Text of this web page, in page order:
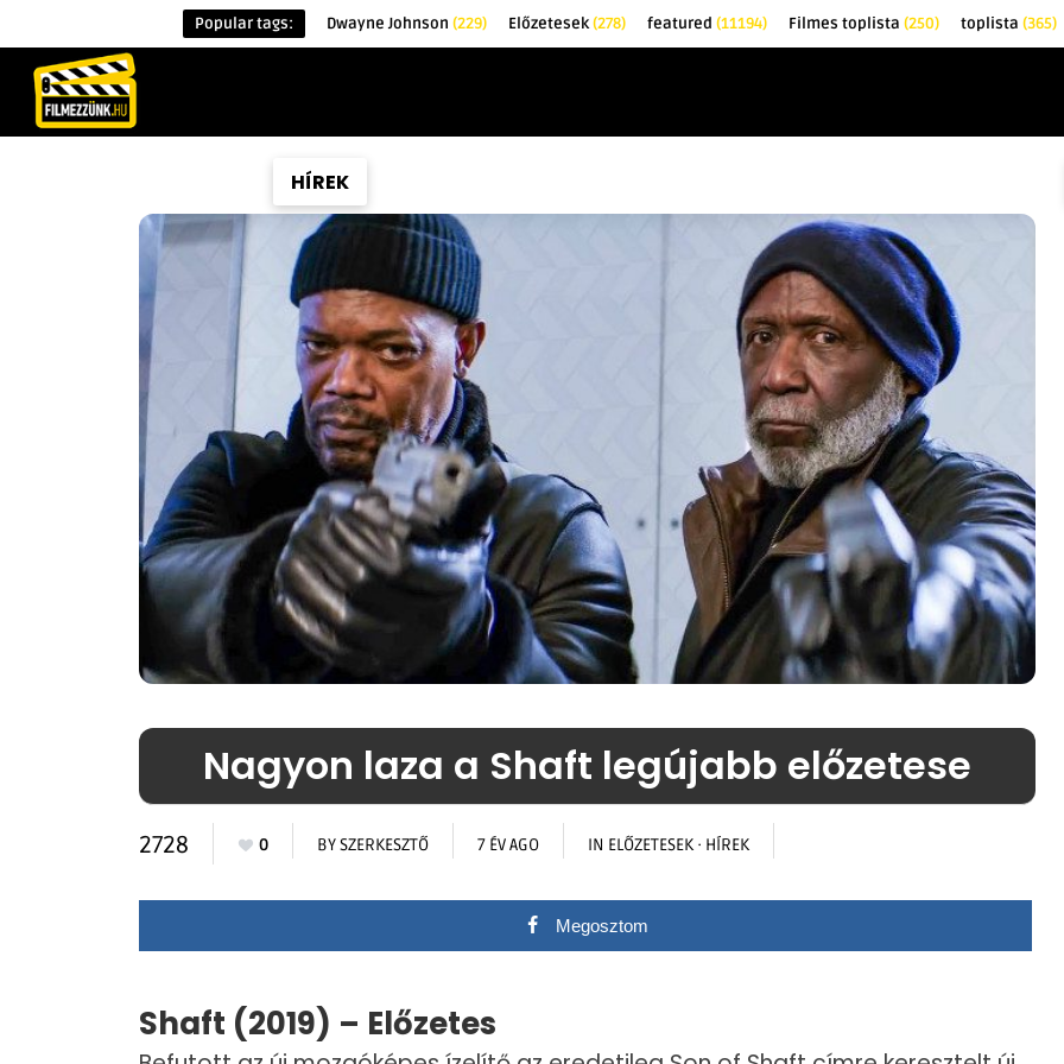
Popular tags: Dwayne Johnson (229) Előzetesek(278) featured (11194) Filmes toplista (250) toplista (365)
HÍREK
Nagyon laza a Shaft legújabb előzetese
2728 0 BYSZERKESZTŐ 7 ÉV AGO IN ELŐZETESEK · HÍREK
Megosztom
Shaft (2019) – Előzetes